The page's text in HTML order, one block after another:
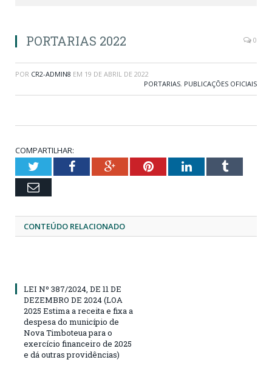
PORTARIAS 2022 0
POR CR2-ADMIN8 EM 19 DE ABRIL DE 2022
PORTARIAS, PUBLICAÇÕES OFICIAIS
COMPARTILHAR:
TwitterFacebookGoogle+PinterestLinkedInTumblr
Email
CONTEÚDO RELACIONADO
LEI Nº 387/2024, DE 11 DE
DEZEMBRO DE 2024 (LOA
2025 Estima a receita e fixa a
despesa do município de
Nova Timboteua para o
exercício financeiro de 2025
e dá outras providências)